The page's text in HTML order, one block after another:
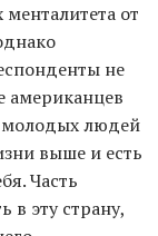
от
не
американцев
молодых людей
выше и есть
Часть
в эту страну,